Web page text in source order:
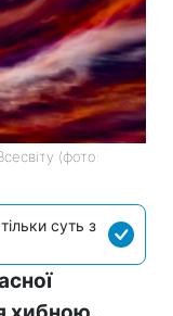
(фото:
суть з